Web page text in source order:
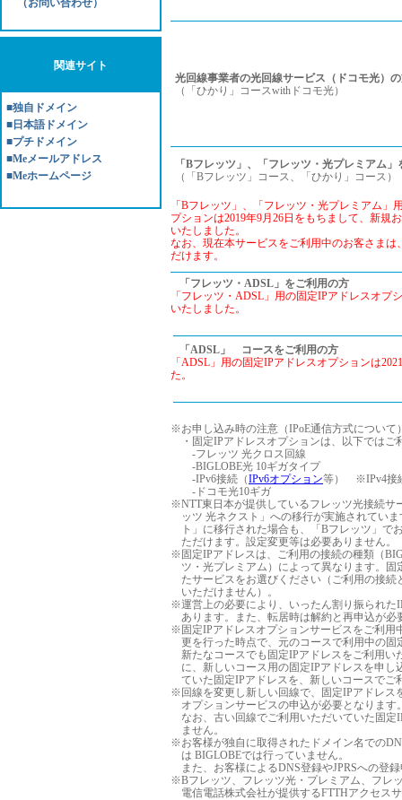
（お問い合わせ）
関連サイト
■独自ドメイン
■日本語ドメイン
■プチドメイン
■Meメールアドレス
■Meホームページ
光回線事業者の光回線サービス（ドコモ光）
（「ひかり」コースwithドコモ光）
「Bフレッツ」、「フレッツ・光プレミアム
（「Bフレッツ」コース、「ひかり」コース）
「Bフレッツ」、「フレッツ・光プレミアム」
プションは2019年9月26日をもちまして、新規
いたしました。
なお、現在本サービスをご利用中のお客さまは
だけます。
「フレッツ・ADSL」をご利用の方
「フレッツ・ADSL」用の固定IPアドレスオプ
いたしました。
「ADSL」 コースをご利用の方
「ADSL」用の固定IPアドレスオプションは
た。
※お申し込み時の注意（IPoE通信方式について
・固定IPアドレスオプションは、以下ではご
-フレッツ 光クロス回線
-BIGLOBE光 10ギガタイプ
-IPv6接続（IPv6オプション等） ※IPv4接
-ドコモ光10ギガ
※NTT東日本が提供しているフレッツ光接続サ
ッツ 光ネクスト」への移行が実施されてい
ト」に移行された場合も、「Bフレッツ」で
ただけます。設定変更等は必要ありません。
※ 固定IPアドレスは、ご利用の接続の種類（
ツ・光プレミアム）によって異なります。
たサービスをお選びください（ご利用の接
いただけません）。
※運営上の必要により、いったん割り振られ
あります。また、転居時は解約と再申込が必
※ 固定IPアドレスオプションサービスをご利
更を行った時点で、元のコースで利用中の固
新たなコースでも固定IPアドレスをご利用
に、新しいコース用の固定IPアドレスを申
ていた固定IPアドレスを、新しいコースでご
※ 回線を変更し新しい回線で、固定IPアドレ
オプションサービスの申込が必要となります
なお、古い回線でご利用いただいていた固
ません。
※お客様が独自に取得されたドメイン名での
は BIGLOBEでは行っていません。
また、お客様によるDNS登録やJPRSへの登
※Bフレッツ、フレッツ光・プレミアム、フレ
電信電話株式会社が提供するFTTHアクセス